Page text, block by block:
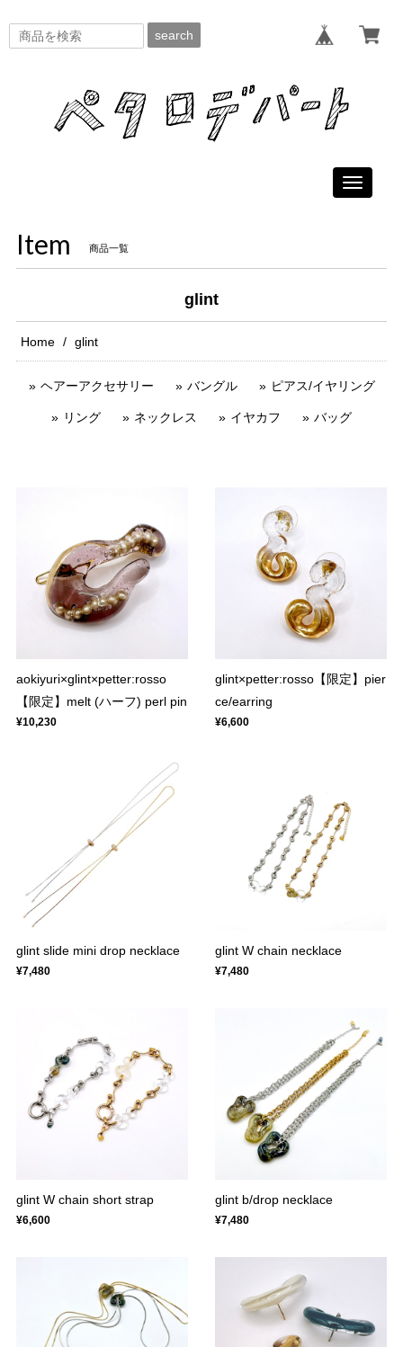
search
Toggle
Item 商品一覧
glint
Home glint
ヘアーアクセサリー バングル ピアス/イヤリング
リング ネックレス イヤカフ バッグ
aokiyuri×glint×petter:rosso
【限定】melt (ハーフ) perl pin
¥10,230
glint×petter:rosso【限定】pier
ce/earring
¥6,600
glint slide mini drop necklace
¥7,480
glint W chain necklace
¥7,480
glint W chain short strap
¥6,600
glint b/drop necklace
¥7,480